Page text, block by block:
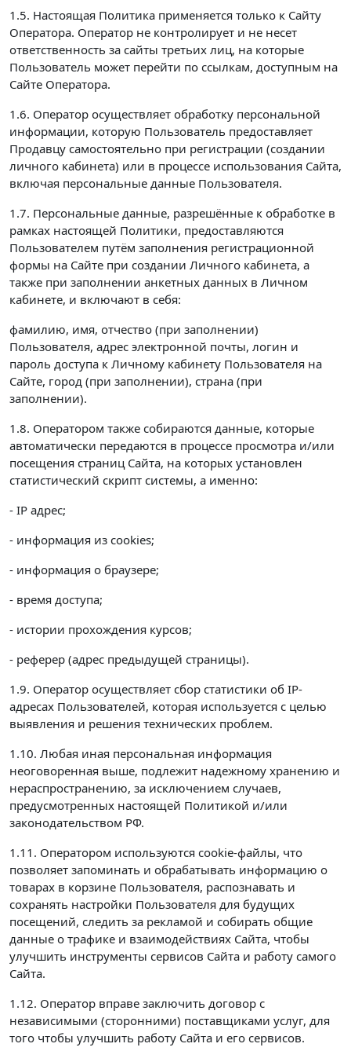
1.5. Настоящая Политика применяется только к Сайту
Оператора. Оператор не контролирует и не несет
ответственность за сайты третьих лиц, на которые
Пользователь может перейти по ссылкам, доступным на
Сайте Оператора.
1.6. Оператор осуществляет обработку персональной
информации, которую Пользователь предоставляет
Продавцу самостоятельно при регистрации (создании
личного кабинета) или в процессе использования Сайта,
включая персональные данные Пользователя.
1.7. Персональные данные, разрешённые к обработке в
рамках настоящей Политики, предоставляются
Пользователем путём заполнения регистрационной
формы на Сайте при создании Личного кабинета, а
также при заполнении анкетных данных в Личном
кабинете, и включают в себя:
фамилию, имя, отчество (при заполнении)
Пользователя, адрес электронной почты, логин и
пароль доступа к Личному кабинету Пользователя на
Сайте, город (при заполнении), страна (при
заполнении).
1.8. Оператором также собираются данные, которые
автоматически передаются в процессе просмотра и/или
посещения страниц Сайта, на которых установлен
статистический скрипт системы, а именно:
- IP адрес;
- информация из cookies;
- информация о браузере;
- время доступа;
- истории прохождения курсов;
- реферер (адрес предыдущей страницы).
1.9. Оператор осуществляет сбор статистики об IP-
адресах Пользователей, которая используется с целью
выявления и решения технических проблем.
1.10. Любая иная персональная информация
неоговоренная выше, подлежит надежному хранению и
нераспространению, за исключением случаев,
предусмотренных настоящей Политикой и/или
законодательством РФ.
1.11. Оператором используются cookie-файлы, что
позволяет запоминать и обрабатывать информацию о
товарах в корзине Пользователя, распознавать и
сохранять настройки Пользователя для будущих
посещений, следить за рекламой и собирать общие
данные о трафике и взаимодействиях Сайта, чтобы
улучшить инструменты сервисов Сайта и работу самого
Сайта.
1.12. Оператор вправе заключить договор с
независимыми (сторонними) поставщиками услуг, для
того чтобы улучшить работу Сайта и его сервисов.